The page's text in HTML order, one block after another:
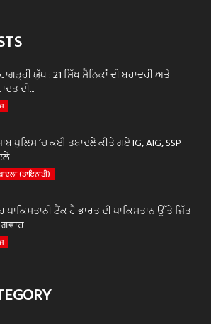
ਯੁੱਧ : 21 ਸਿੱਖ ਸੈਨਿਕਾਂ ਦੀ ਬਹਾਦਰੀ ਅਤੇ
ਦੀ...
ਪੁਲਿਸ ‘ਚ ਕਈ ਤਬਾਦਲੇ ਕੀਤੇ ਗਏ IG, AIG, SSP
(ਤਾਇਨਾਤੀ)
ਪਾਕਿਸਤਾਨੀ ਟੈਂਕ ਹੈ ਭਾਰਤ ਦੀ ਪਾਕਿਸਤਾਨ ਉੱਤੇ ਜਿੱਤ
ਗਵਾਹ